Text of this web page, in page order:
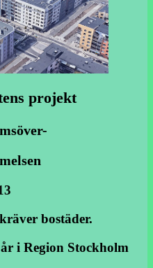
projekt
bostäder.
i Region Stockholm